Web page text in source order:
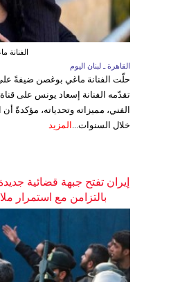
الفنانة
القاهرة ـ لبنان اليوم
حلّت الفنانة ماغي بوغصن ضيفةً
الفني، مميزاته وتحدياته، مؤكدةً
خلال السنوات... المزيد
إيران تفتح جبهة قضائية
بالتزامن مع استمرار